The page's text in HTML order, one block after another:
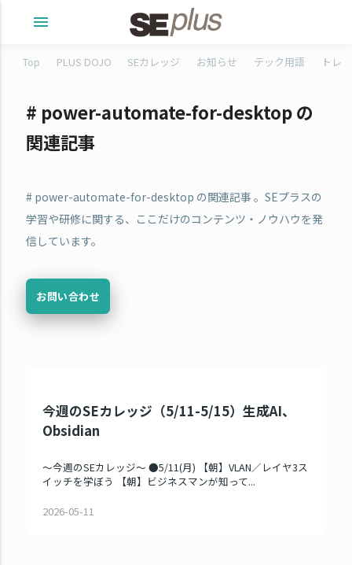
menu
Top PLUS DOJO SEカレッジ お知らせ テック用語 トレ
# power-automate-for-desktop の
関連記事
# power-automate-for-desktop の関連記事 。SEプラスの
学習や研修に関する、ここだけのコンテンツ・ノウハウを発
信しています。
お問い合わせ
今週のSEカレッジ（5/11-5/15）生成AI、
Obsidian
～今週のSEカレッジ～ ●5/11(月) 【朝】VLAN／レイヤ3ス
イッチを学ぼう 【朝】ビジネスマンが知って...
2026-05-11